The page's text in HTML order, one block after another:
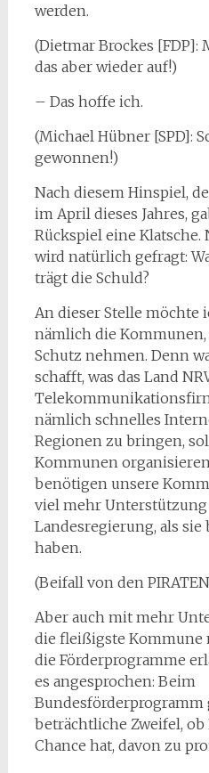
werden.
(Dietmar Brockes
das aber wieder auf!)
– Das hoffe ich.
(Michael Hübner [SPD]:
gewonnen!)
Nach diesem Hinspiel,
im April dieses Jahres,
Rückspiel eine Klatsche.
wird natürlich gefragt:
trägt die Schuld?
An dieser Stelle möchte
nämlich die
Schutz nehmen. Denn
schafft, was das Land
nämlich schnelles
Regionen zu bringen,
Kommunen
benötigen unsere
viel mehr
Landesregierung, als
haben.
(Beifall von den
Aber auch mit mehr
die fleißigste Kommune
die Förderprogramme
es angesprochen: Beim
Bundesförderprogramm
beträchtliche Zweifel, ob
Chance hat, davon zu